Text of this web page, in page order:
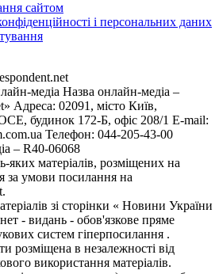
сайтом
і персональних даних
медіа Назва онлайн-медіа –
Адреса: 02091, місто Київ,
будинок 172-Б, офіс 208/1 E-mail:
Телефон: 044-205-43-00
– R40-06068
яких матеріалів, розміщених на
за умови посилання на
зі сторінки « Новини України
- видань - обов'язкове пряме
систем гіперпосилання .
розміщена в незалежності від
використання матеріалів.